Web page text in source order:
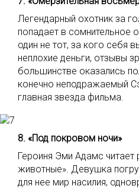
Легендарный охотник за
попадает в сомнительное
один не тот, за кого себя
неплохие деньги, отзывы
большинстве оказались
конечно неподражаемый
главная звезда фильма.
8. «Под покровом ночи»
Героиня Эми Адамс
животные». Девушка
для нее мир насилия,